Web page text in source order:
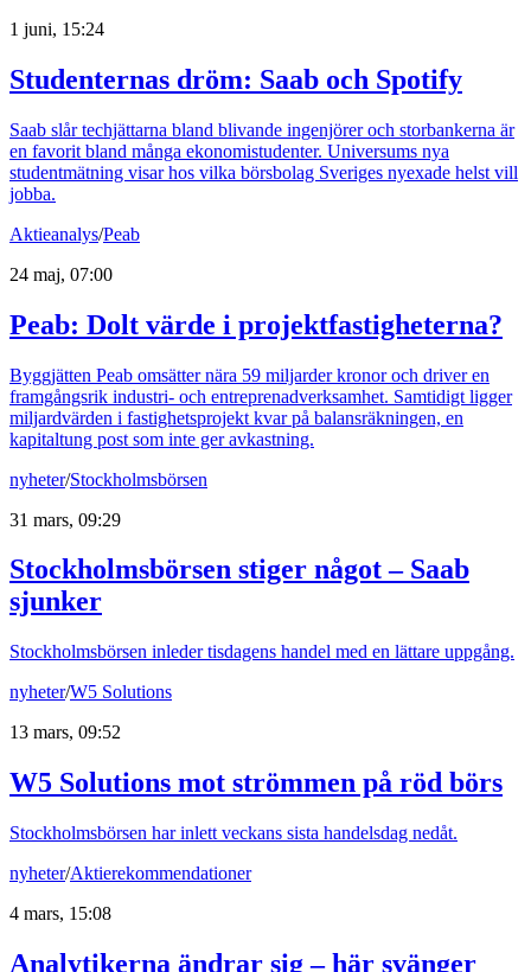
1 juni, 15:24
Studenternas dröm: Saab och Spotify
Saab slår techjättarna bland blivande ingenjörer och storbankerna är
en favorit bland många ekonomistudenter. Universums nya
studentmätning visar hos vilka börsbolag Sveriges nyexade helst vill
jobba.
Aktieanalys/Peab
24 maj, 07:00
Peab: Dolt värde i projektfastigheterna?
Byggjätten Peab omsätter nära 59 miljarder kronor och driver en
framgångsrik industri- och entreprenadverksamhet. Samtidigt ligger
miljardvärden i fastighetsprojekt kvar på balansräkningen, en
kapitaltung post som inte ger avkastning.
nyheter/Stockholmsbörsen
31 mars, 09:29
Stockholmsbörsen stiger något – Saab
sjunker
Stockholmsbörsen inleder tisdagens handel med en lättare uppgång.
nyheter/W5 Solutions
13 mars, 09:52
W5 Solutions mot strömmen på röd börs
Stockholmsbörsen har inlett veckans sista handelsdag nedåt.
nyheter/Aktierekommendationer
4 mars, 15:08
Analytikerna ändrar sig – här svänger